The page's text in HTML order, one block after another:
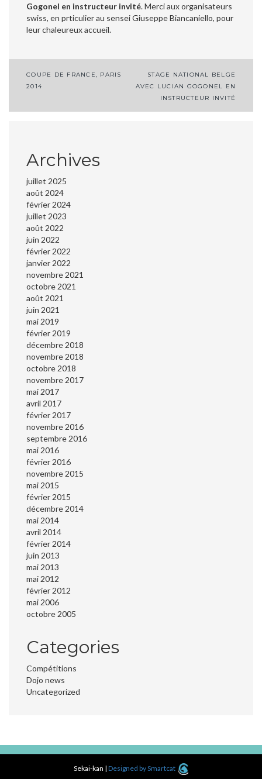
Gogonel en instructeur invité. Merci aux organisateurs
swiss, en prticulier au sensei Giuseppe Biancaniello, pour
leur chaleureux accueil.
Navigation
l’article
COUPE DE FRANCE, PARIS
2014
STAGE NATIONAL BELGE
AVEC LUCIAN GOGONEL EN
INSTRUCTEUR INVITÉ
Archives
juillet 2025
août 2024
février 2024
juillet 2023
août 2022
juin 2022
février 2022
janvier 2022
novembre 2021
octobre 2021
août 2021
juin 2021
mai 2019
février 2019
décembre 2018
novembre 2018
octobre 2018
novembre 2017
mai 2017
avril 2017
février 2017
novembre 2016
septembre 2016
mai 2016
février 2016
novembre 2015
mai 2015
février 2015
décembre 2014
mai 2014
avril 2014
février 2014
juin 2013
mai 2013
mai 2012
février 2012
mai 2006
octobre 2005
Categories
Compétitions
Dojo news
Uncategorized
Sekai-kan | Designed by Smartcat